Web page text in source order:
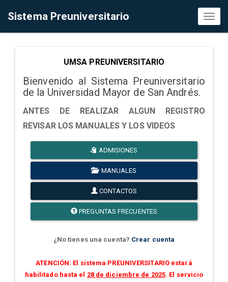
Sistema Preuniversitario
UMSA PREUNIVERSITARIO
Bienvenido al Sistema Preuniversitario
de la Universidad Mayor de San Andrés.
ANTES DE REALIZAR ALGUN REGISTRO
REVISAR LOS MANUALES Y LOS VIDEOS
ADMISIONES
MANUALES
CONTACTOS
PREGUNTAS FRECUENTES
¿No tienes una cuenta? Crear cuenta
ATENCIÓN: El sistema PREUNIVERSITARIO estará
habilitado hasta el 28 de diciembre de 2025. El servicio